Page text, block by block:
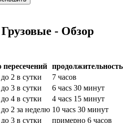
- Обзор
пересечений
продолжительность
2 в сутки
7 часов
3 в сутки
6 часs 30 минут
4 в сутки
4 часs 15 минут
2 за неделю 10 часs 30 минут
3 в сутки примерно 6 часов